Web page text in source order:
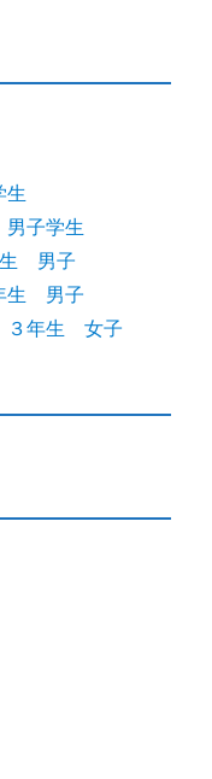
生
子学生
男子
生 男子
３年生 女子